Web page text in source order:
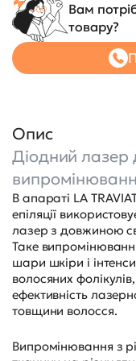
Вам
товару?
Опис
Діодний лазер
В апараті LA
епіляції
лазер з довжиною
Таке
шари шкіри і
волосяних
ефективність
товщини волосся.
Випромінювання з